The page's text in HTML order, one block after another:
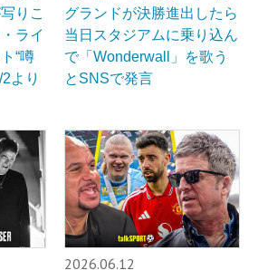
りこ
ライ
“噂
より
グランドが決勝進出したら
当日スタジアムに乗り込ん
で「Wonderwall」を歌う
とSNSで発言
2026.06.12